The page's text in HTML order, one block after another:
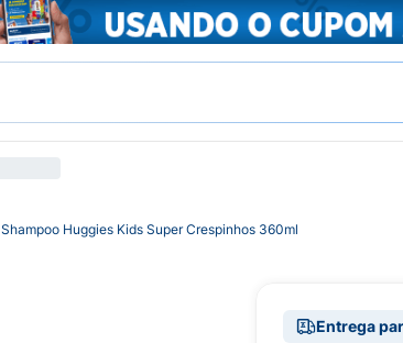
Shampoo Huggies Kids Super Crespinhos 360ml
Entrega